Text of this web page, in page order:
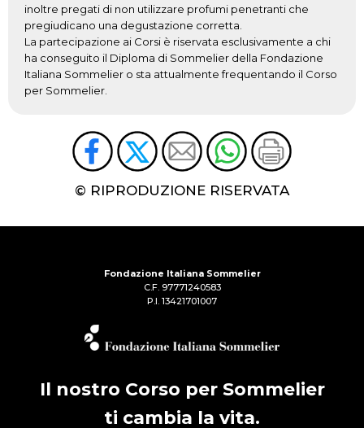
inoltre pregati di non utilizzare profumi penetranti che
pregiudicano una degustazione corretta.
La partecipazione ai Corsi è riservata esclusivamente a chi
ha conseguito il Diploma di Sommelier della Fondazione
Italiana Sommelier o sta attualmente frequentando il Corso
per Sommelier.
© RIPRODUZIONE RISERVATA
Fondazione Italiana Sommelier
C.F. 97771240583
P.I. 13421701007
Il nostro Corso per Sommelier
ti cambia la vita.